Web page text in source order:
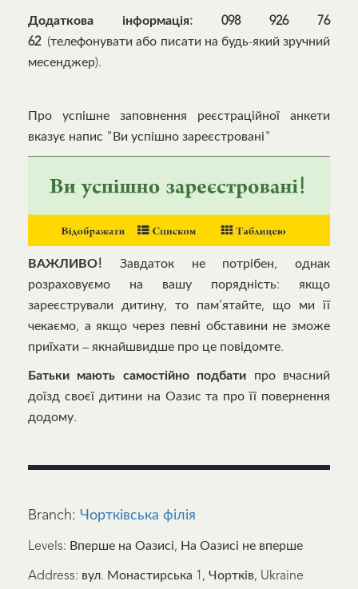
Додаткова інформація: 098 926 76
62 (телефонувати або писати на будь-який зручний
месенджер).
Про успішне заповнення реєстраційної анкети
вказує напис "Ви успішно зареєстровані"
ВАЖЛИВО! Завдаток не потрібен, однак
розраховуємо на вашу порядність: якщо
зареєстрували дитину, то пам’ятайте, що ми її
чекаємо, а якщо через певні обставини не зможе
приїхати – якнайшвидше про це повідомте.
Батьки мають самостійно подбати про вчасний
доїзд своєї дитини на Оазис та про її повернення
додому.
Branch: Чортківська філія
Levels: Вперше на Оазисі, На Оазисі не вперше
Address: вул. Монастирська 1, Чортків, Ukraine